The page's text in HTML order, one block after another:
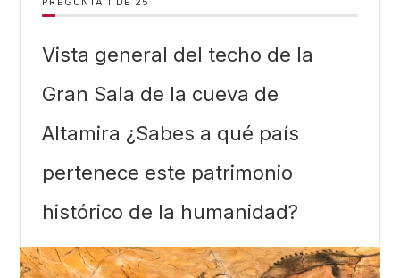
Vista general del techo de la
Gran Sala de la cueva de
Altamira ¿Sabes a qué país
pertenece este patrimonio
histórico de la humanidad?